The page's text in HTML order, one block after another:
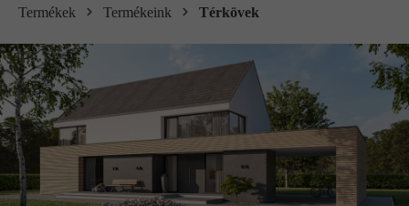
Termékek Termékeink Térkövek